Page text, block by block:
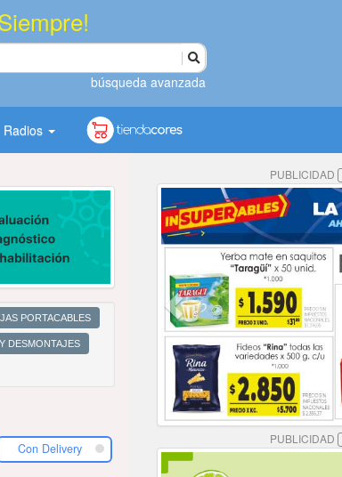
búsqueda avanzada
Radios
PORTACABLES
DESMONTAJES
Con Delivery
PUBLICIDAD
PUBLICIDAD